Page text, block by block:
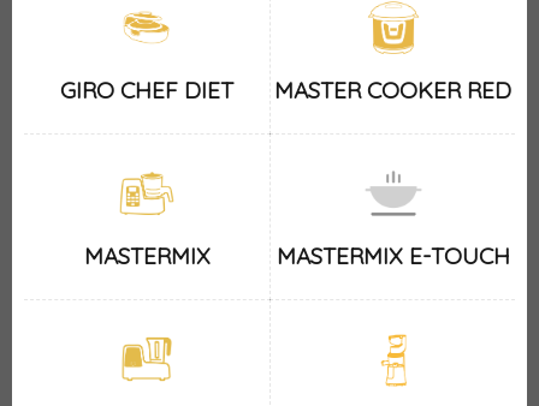
GIRO CHEF DIET MASTER COOKER RED
MASTERMIX MASTERMIX E-TOUCH